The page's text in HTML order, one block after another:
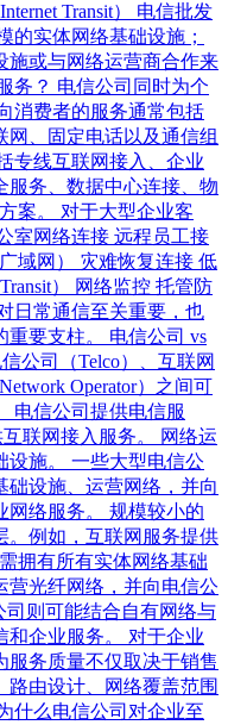
Transit） 电信批发
的实体网络基础设施；
施或与网络运营商合作来
务？ 电信公司同时为个
消费者的服务通常包括
、固定电话以及通信组
专线互联网接入、企业
服务、数据中心连接、物
案。 对于大型企业客
室网络连接 远程员工接
域网） 灾难恢复连接 低
） 网络监控 托管防
日常通信至关重要，也
重要支柱。 电信公司 vs
公司（Telco）、互联网
Operator）之间可
电信公司提供电信服
联网接入服务。 网络运
设施。 一些大型电信公
础设施、运营网络，并向
网络服务。 规模较小的
。例如，互联网服务提供
拥有所有实体网络基础
营光纤网络，并向电信公
司则可能结合自有网络与
和企业服务。 对于企业
服务质量不仅取决于销售
由设计、网络覆盖范围
什么电信公司对企业至